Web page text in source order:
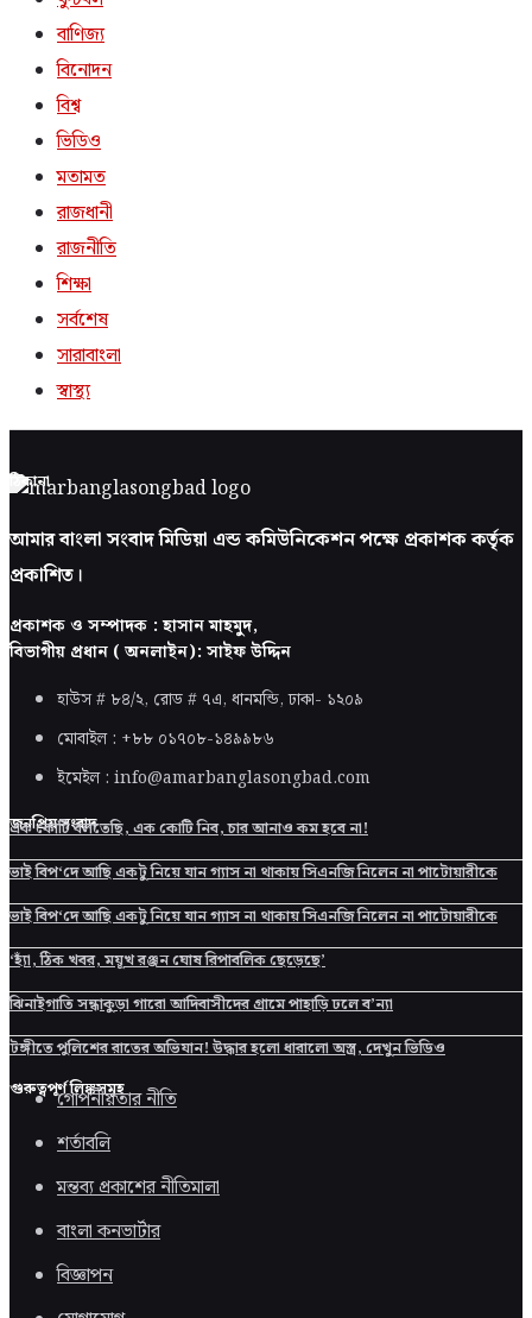
বাণিজ্য
বিনোদন
বিশ্ব
ভিডিও
মতামত
রাজধানী
রাজনীতি
শিক্ষা
সর্বশেষ
সারাবাংলা
স্বাস্থ্য
ঠিকানা
আমার বাংলা সংবাদ মিডিয়া এন্ড কমিউনিকেশন পক্ষে প্রকাশক কর্তৃক
প্রকাশিত।
প্রকাশক ও সম্পাদক : হাসান মাহমুদ,
বিভাগীয় প্রধান ( অনলাইন): সাইফ উদ্দিন
হাউস # ৮৪/২, রোড # ৭এ, ধানমন্ডি, ঢাকা- ১২০৯
মোবাইল : +৮৮ ০১৭০৮-১৪৯৯৮৬
ইমেইল : info@amarbanglasongbad.com
জনপ্রিয় সংবাদ
এক কোটি বলতেছি, এক কোটি নিব, চার আনাও কম হবে না!
ভাই বিপ‘দে আছি একটু নিয়ে যান গ্যাস না থাকায় সিএনজি নিলেন না পাটোয়ারীকে
ভাই বিপ‘দে আছি একটু নিয়ে যান গ্যাস না থাকায় সিএনজি নিলেন না পাটোয়ারীকে
‘হ্যাঁ, ঠিক খবর, ময়ূখ রঞ্জন ঘোষ রিপাবলিক ছেড়েছে’
ঝিনাইগাতি সন্ধাকুড়া গারো আদিবাসীদের গ্রামে পাহাড়ি ঢলে ব’ন্যা
টঙ্গীতে পুলিশের রাতের অভিযান! উদ্ধার হলো ধারালো অস্ত্র, দেখুন ভিডিও
গুরুত্বপূর্ণ লিঙ্কসমূহ
গোপনীয়তার নীতি
শর্তাবলি
মন্তব্য প্রকাশের নীতিমালা
বাংলা কনভার্টার
বিজ্ঞাপন